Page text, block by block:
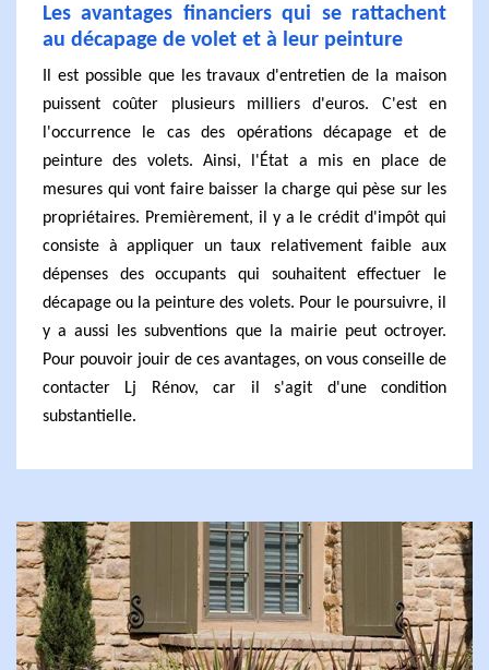
Les avantages financiers qui se rattachent
au décapage de volet et à leur peinture
Il est possible que les travaux d'entretien de la maison
puissent coûter plusieurs milliers d'euros. C'est en
l'occurrence le cas des opérations décapage et de
peinture des volets. Ainsi, l'État a mis en place de
mesures qui vont faire baisser la charge qui pèse sur les
propriétaires. Premièrement, il y a le crédit d'impôt qui
consiste à appliquer un taux relativement faible aux
dépenses des occupants qui souhaitent effectuer le
décapage ou la peinture des volets. Pour le poursuivre, il
y a aussi les subventions que la mairie peut octroyer.
Pour pouvoir jouir de ces avantages, on vous conseille de
contacter Lj Rénov, car il s'agit d'une condition
substantielle.